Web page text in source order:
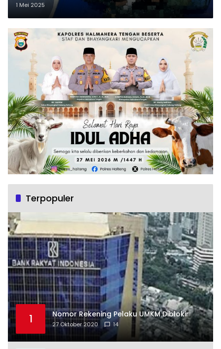
1 Mei 2025
Terpopuler
1 Nomor Rekening Pelaku UMKM Diblokir
27 Oktober 2020 14